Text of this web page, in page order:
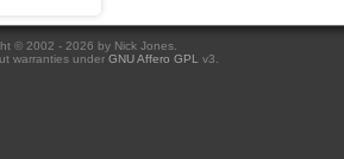
© 2002 - 2026 by Nick Jones.
warranties under GNU Affero GPL v3.